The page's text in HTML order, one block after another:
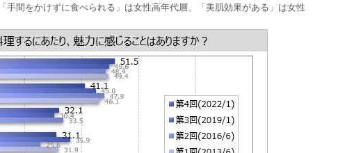
手間をかけずに食べられる」は女性高年代層、「美肌効果がある」は女性